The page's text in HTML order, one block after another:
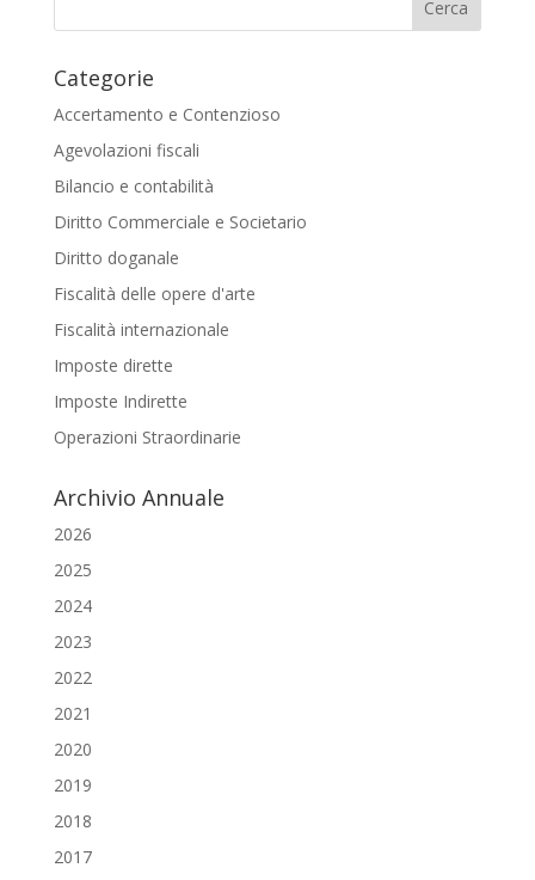
Categorie
Accertamento e Contenzioso
Agevolazioni fiscali
Bilancio e contabilità
Diritto Commerciale e Societario
Diritto doganale
Fiscalità delle opere d'arte
Fiscalità internazionale
Imposte dirette
Imposte Indirette
Operazioni Straordinarie
Archivio Annuale
2026
2025
2024
2023
2022
2021
2020
2019
2018
2017